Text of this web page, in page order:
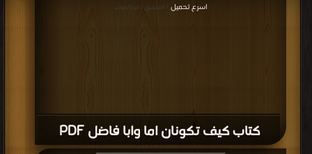
كتاب كيف تكونان اما وابا فاضل PDF
اسرع تحميل | التحميل : مرة/مرات